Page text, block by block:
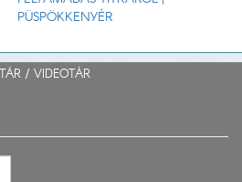
PÜSPÖKKENYÉR
/ VIDEOTÁR